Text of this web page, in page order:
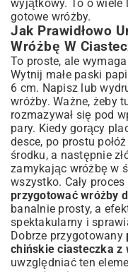
wyjątkowy. To o wiele
gotowe wróżby.
Jak Prawidłowo
Wróżbę W
To proste, ale
Wytnij małe paski
6 cm. Napisz lub
wróżby. Ważne, żeby
rozmazywał się pod
pary. Kiedy gorący
desce, po prostu
środku, a następnie
zamykając wróżbę w
wszystko. Cały proces
przygotować wróżby
banalnie prosty, a
spektakularny i
Dobrze przygotowany
chińskie ciasteczka z
uwzględniać ten